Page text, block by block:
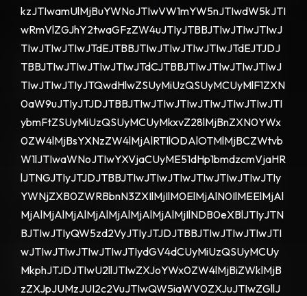
kzJTIwamUlMjBuYWNoJTIwVW1mYW5nJTIwdW5kJTI
wRmVlZGJhY2twaGFzZW4uJTIyJTBBJTIwJTIwJTIwJ
TIwJTIwJTIwJTdEJTBBJTIwJTIwJTIwJTIwJTdEJTJDJ
TBBJTIwJTIwJTIwJTIwJTdCJTBBJTIwJTIwJTIwJTIwJ
TIwJTIwJTIyJTQwdHlwZSUyMiUzQSUyMCUyMlF1ZXN
0aW9uJTIyJTJDJTBBJTIwJTIwJTIwJTIwJTIwJTIwJTI
ybmFtZSUyMiUzQSUyMCUyMkxvZ28lMjBnZXN0YWx
0ZW4lMjBsYXNzZW4lMjAlRTIlODAlOTMlMjBCZWtvb
W1lJTIwaWNoJTIwYXVjaCUyME51dHp1bmdzcmVjaHR
lJTNGJTIyJTJDJTBBJTIwJTIwJTIwJTIwJTIwJTIwJTIy
YWNjZXB0ZWRBbnN3ZXIlMjIlM0ElMjAlN0IlMEElMjAl
MjAlMjAlMjAlMjAlMjAlMjAlMjAlMjIlNDB0eXBlJTIyJTN
BJTIwJTIyQW5zd2VyJTIyJTJDJTBBJTIwJTIwJTIwJTI
wJTIwJTIwJTIwJTIwJTIydGV4dCUyMiUzQSUyMCUy
MkphJTJDJTIwU2llJTIwZXJoYWx0ZW4lMjBiZWklMjB
zZXJpJUMzJUI2c2VuJTIwQW5iaWV0ZXJuJTIwZGllJ